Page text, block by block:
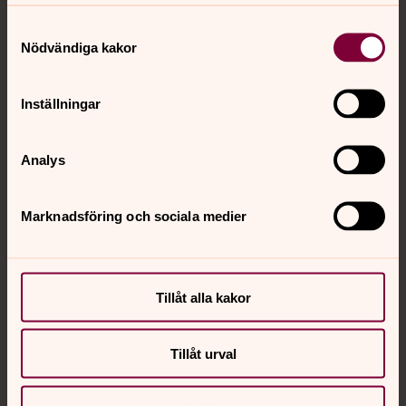
Nödvändiga kakor
Inställningar
Analys
Marknadsföring och sociala medier
Tillåt alla kakor
Tillåt urval